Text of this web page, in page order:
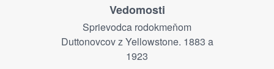
Vedomosti
Sprievodca rodokmeňom
Duttonovcov z Yellowstone. 1883 a
1923